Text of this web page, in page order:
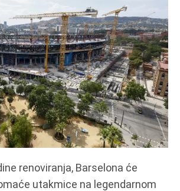
renoviranja, Barselona će
utakmice na legendarnom